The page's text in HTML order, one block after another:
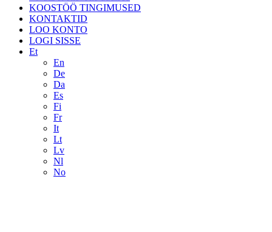
KOOSTÖÖ TINGIMUSED
KONTAKTID
LOO KONTO
LOGI SISSE
Et
En
De
Da
Es
Fi
Fr
It
Lt
Lv
Nl
No